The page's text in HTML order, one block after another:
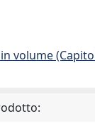
volume